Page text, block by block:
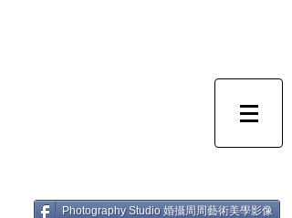
Photography Studio 婚攝周周藝術美學影像